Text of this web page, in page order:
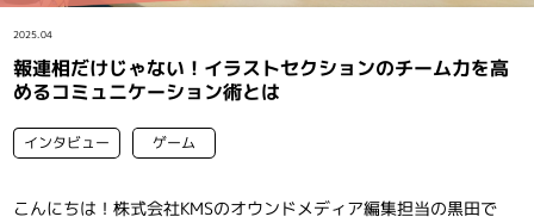
インタビュー
2025.04
報連相だけじゃない！イラストセクションのチーム力を高
めるコミュニケーション術とは
インタビュー ゲーム
こんにちは！株式会社KMSのオウンドメディア編集担当の黒田で